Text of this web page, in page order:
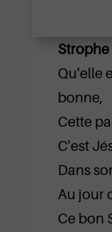
Strophe
Qu'elle
bonne,
Cette
C'est
Dans
Au jour
Ce bon